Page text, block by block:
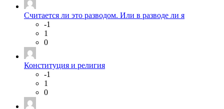
Считается ли это разводом. Или в разводе ли я
-1
1
0
Конституция и религия
-1
1
0